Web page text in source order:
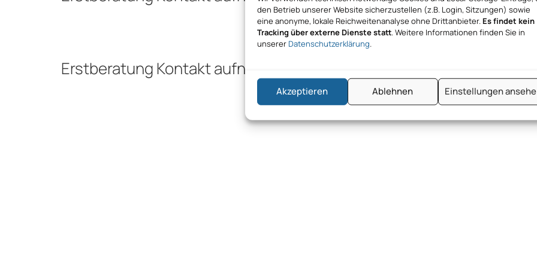
den Betrieb unserer Website sicherzustellen (z.B. Login, Sitzungen) sowie
eine anonyme, lokale Reichweitenanalyse ohne Drittanbieter. Es findet kein
Tracking über externe Dienste statt. Weitere Informationen finden Sie in
unserer Datenschutzerklärung.
Akzeptieren Ablehnen Einstellungen
Erstberatung Kontakt aufnehmen KBD KI-Beratung Deutschland UG